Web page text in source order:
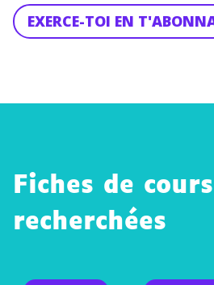
EXERCE-TOI EN
Fiches de
recherchées